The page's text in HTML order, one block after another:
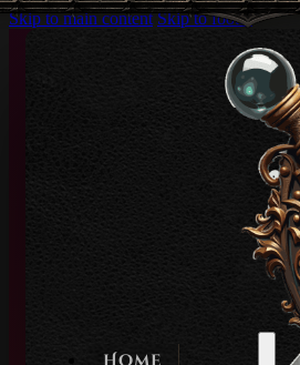
Skip to main content Skip to footer